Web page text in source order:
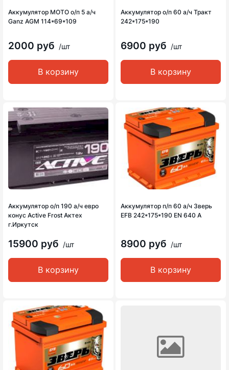
Аккумулятор MOTO о/п 5 а/ч
Ganz AGM 114*69*109
2000 руб /шт
В корзину
Аккумулятор о/п 60 а/ч Тракт
242*175*190
6900 руб /шт
В корзину
Аккумулятор о/п 190 а/ч евро
конус Active Frost Актех
г.Иркутск
15900 руб /шт
В корзину
Аккумулятор п/п 60 а/ч Зверь
EFB 242*175*190 EN 640 A
8900 руб /шт
В корзину